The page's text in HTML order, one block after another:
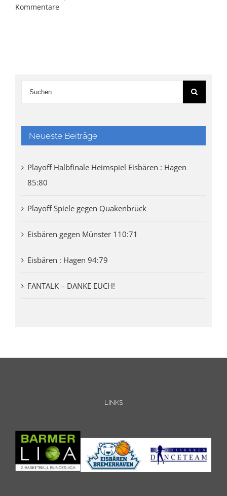
Kommentare
Neueste Beiträge
Playoff Halbfinale Heimspiel Eisbären : Hagen
85:80
Playoff Spiele gegen Quakenbrück
Eisbären gegen Münster 110:71
Eisbären : Hagen 94:79
FANTALK – DANKE EUCH!
LINKS